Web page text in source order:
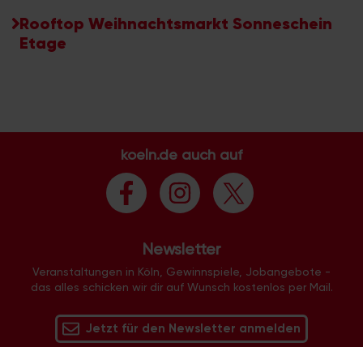
Rooftop Weihnachtsmarkt Sonneschein
Etage
koeln.de auch auf
Newsletter
Veranstaltungen in Köln, Gewinnspiele, Jobangebote -
das alles schicken wir dir auf Wunsch kostenlos per Mail.
Jetzt für den Newsletter anmelden